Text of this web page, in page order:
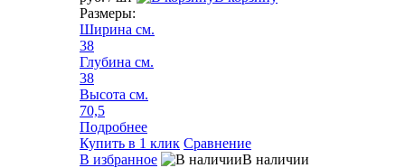
Размеры:
Ширина см.
38
Глубина см.
38
Высота см.
70,5
Подробнее
Купить в 1 клик Сравнение
В избранное
В наличии